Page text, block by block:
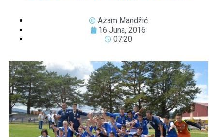
Azam Mandžić
16 Juna, 2016
07:20